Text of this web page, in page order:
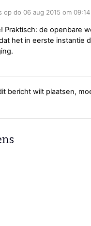
op do 06 aug 2015 om 09:14
Praktisch: de openbare
het in eerste instantie
bericht wilt plaatsen,